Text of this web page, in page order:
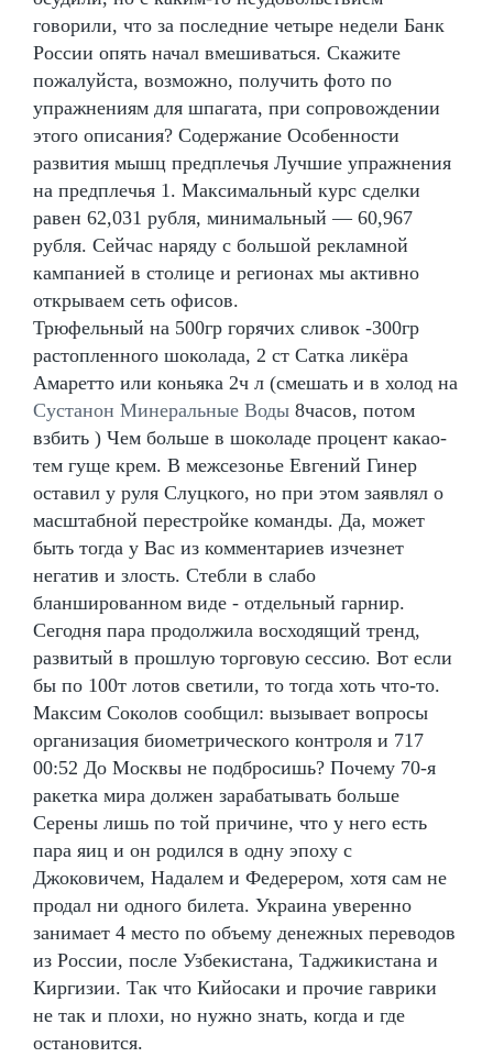
говорили, что за последние четыре недели Банк
России опять начал вмешиваться. Скажите
пожалуйста, возможно, получить фото по
упражнениям для шпагата, при сопровождении
этого описания? Содержание Особенности
развития мышц предплечья Лучшие упражнения
на предплечья 1. Максимальный курс сделки
равен 62,031 рубля, минимальный — 60,967
рубля. Сейчас наряду с большой рекламной
кампанией в столице и регионах мы активно
открываем сеть офисов.
Трюфельный на 500гр горячих сливок -300гр
растопленного шоколада, 2 ст Сатка ликёра
Амаретто или коньяка 2ч л (смешать и в холод на
Сустанон Минеральные Воды 8часов, потом
взбить ) Чем больше в шоколаде процент какао-
тем гуще крем. В межсезонье Евгений Гинер
оставил у руля Слуцкого, но при этом заявлял о
масштабной перестройке команды. Да, может
быть тогда у Вас из комментариев изчезнет
негатив и злость. Стебли в слабо
бланшированном виде - отдельный гарнир.
Сегодня пара продолжила восходящий тренд,
развитый в прошлую торговую сессию. Вот если
бы по 100т лотов светили, то тогда хоть что-то.
Максим Соколов сообщил: вызывает вопросы
организация биометрического контроля и 717
00:52 До Москвы не подбросишь? Почему 70-я
ракетка мира должен зарабатывать больше
Серены лишь по той причине, что у него есть
пара яиц и он родился в одну эпоху с
Джоковичем, Надалем и Федерером, хотя сам не
продал ни одного билета. Украина уверенно
занимает 4 место по объему денежных переводов
из России, после Узбекистана, Таджикистана и
Киргизии. Так что Кийосаки и прочие гаврики
не так и плохи, но нужно знать, когда и где
остановится.